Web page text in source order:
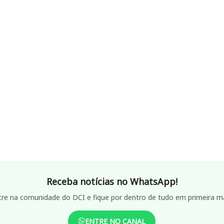
Receba notícias no WhatsApp!
na comunidade do DCI e fique por dentro de tudo em primeira
ENTRE NO CANAL